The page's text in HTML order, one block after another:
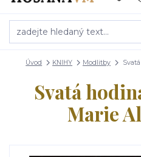
Úvod KNIHY Modlitby
Svatá
Marie